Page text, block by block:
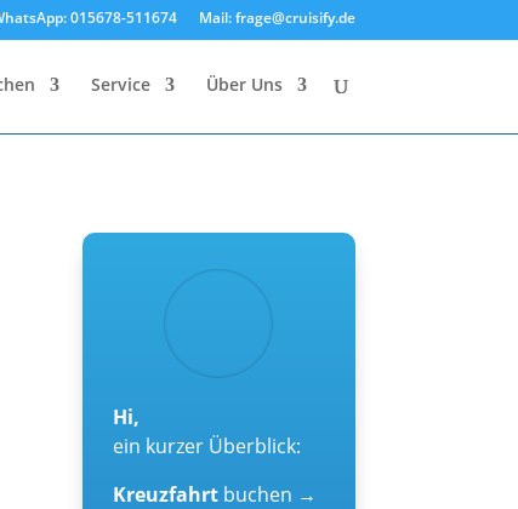
015678-511674 Mail: frage@cruisify.de
Service Über Uns
Hi,
ein kurzer Überblick:
Kreuzfahrt buchen →